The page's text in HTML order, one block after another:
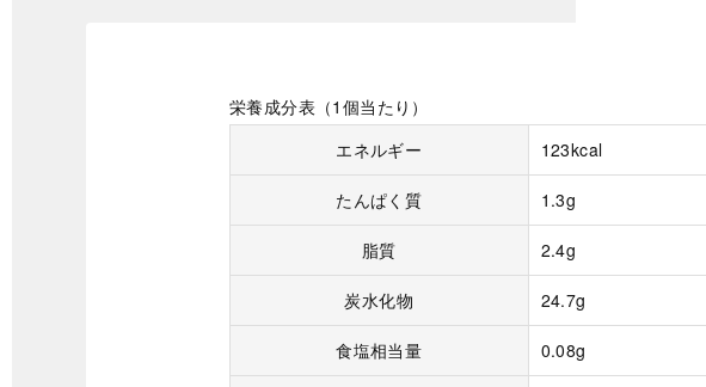
栄養成分表（1個当たり）
エネルギー
123kcal
たんぱく質 1.3g
脂質 2.4g
炭水化物 24.7g
食塩相当量 0.08g